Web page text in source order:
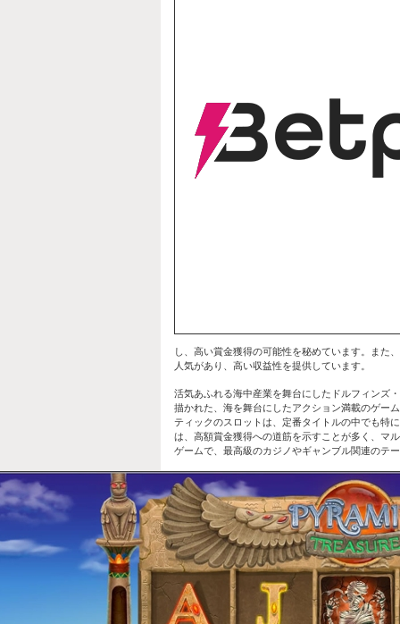
し、高い賞金獲得の可能性を秘めています。また
人気があり、高い収益性を提供しています。
活気あふれる海中産業を舞台にしたドルフィンズ
描かれた、海を舞台にしたアクション満載のゲー
ティックのスロットは、定番タイトルの中でも特
は、高額賞金獲得への道筋を示すことが多く、マ
ゲームで、最高級のカジノやギャンブル関連のテ